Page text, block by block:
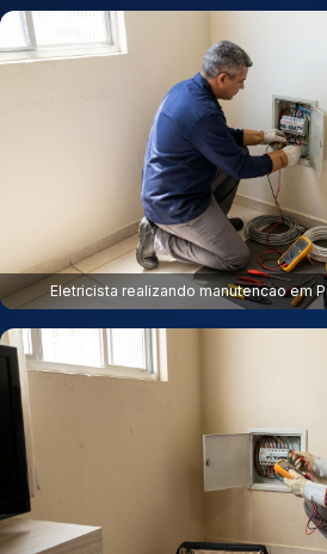
Eletricista realizando manutencao em